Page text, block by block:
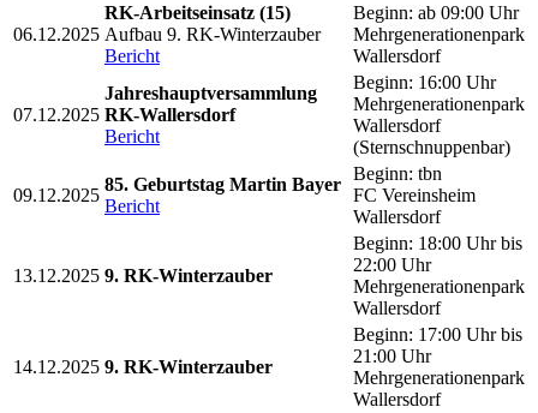
06.12.2025
RK-Arbeitseinsatz (15)
Aufbau 9. RK-Winterzauber
Bericht
Beginn: ab 09:00 Uhr
Mehrgenerationenpark
Wallersdorf
07.12.2025
Jahreshauptversammlung
RK-Wallersdorf
Bericht
Beginn: 16:00 Uhr
Mehrgenerationenpark
Wallersdorf
(Sternschnuppenbar)
09.12.2025
85. Geburtstag Martin Bayer
Bericht
Beginn: tbn
FC Vereinsheim
Wallersdorf
13.12.2025 9. RK-Winterzauber
Beginn: 18:00 Uhr bis
22:00 Uhr
Mehrgenerationenpark
Wallersdorf
14.12.2025 9. RK-Winterzauber
Beginn: 17:00 Uhr bis
21:00 Uhr
Mehrgenerationenpark
Wallersdorf